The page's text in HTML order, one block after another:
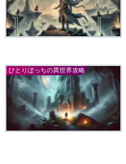
ひとりぼっちの異世界攻略